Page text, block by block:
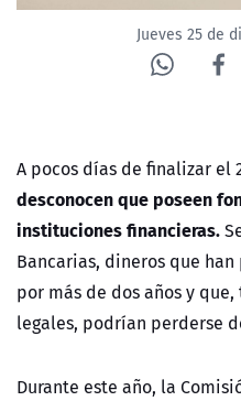
ÁREA DE PROYECTOS
Jueves 25 de
A pocos días de finalizar el
desconocen que poseen
instituciones financieras.
Bancarias, dineros que
por más de dos años y
legales, podrían perderse
Durante este año, la